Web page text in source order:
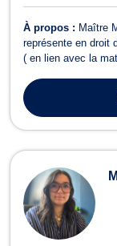
À propos : Maître
représente en droit
( en lien avec la
assiste dans le
sépara...